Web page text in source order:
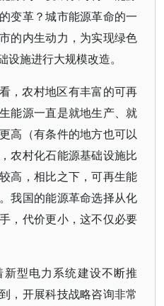
变革？城市能源革命的一
的内生动力，为实现绿色
施进行大规模改造。
，农村地区有丰富的可再
能源一直是就地生产、就
高（有条件的地方也可以
农村化石能源基础设施比
高，相比之下，可再生能
我国的能源革命选择从化
，代价更小，这不仅必要
新型电力系统建设不断推
，开展科技战略咨询非常